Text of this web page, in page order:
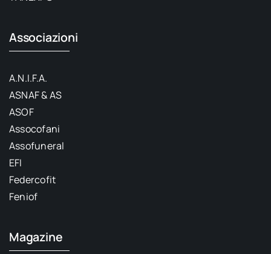
Associazioni
A.N.I.F.A.
ASNAF & AS
ASOF
Assocofani
Assofuneral
EFI
Federcofit
Feniof
Magazine